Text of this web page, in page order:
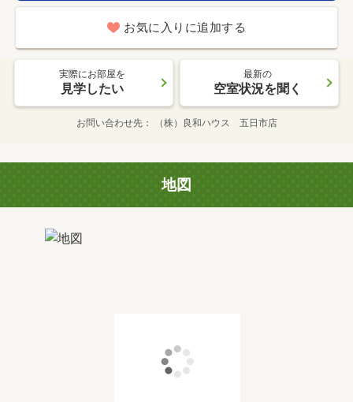
お気に入りに追加する
実際にお部屋を
見学したい
最新の
空室状況を聞く
お問い合わせ先 （株）良和ハウス 五日市店
地図